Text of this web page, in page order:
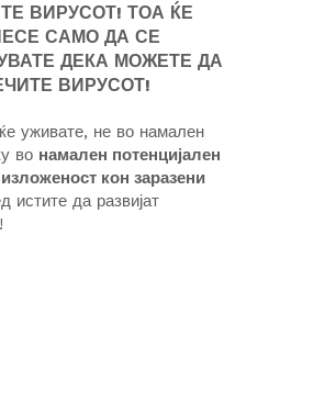
ВИРУСОТ! ТОА ЌЕ
САМО ДА СЕ
ДЕКА МОЖЕТЕ ДА
ВИРУСОТ!
уживате, не во намален
во намален потенцијален
кон заразени
истите да развијат